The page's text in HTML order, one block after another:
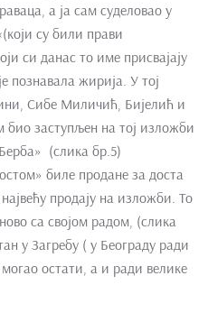
а ја сам суделовао у
су били прави
си данас то име присвајају
познавала жирија. У тој
Сибе Миличић, Бијелић и
био заступљен на тој изложби
(слика бр.5)
биле продане за доста
продају на изложби. То
са својом радом, (слика
у Загребу ( у Београду ради
остати, а и ради велике